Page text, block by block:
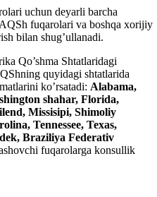
uchun deyarli barcha
fuqarolari va boshqa xorijiy
bilan shug’ullanadi.
Qo’shma Shtatlaridagi
quyidagi shtatlarida
ko’rsatadi: Alabama,
shahar, Florida,
Missisipi, Shimoliy
Tennessee, Texas,
Braziliya Federativ
fuqarolarga konsullik